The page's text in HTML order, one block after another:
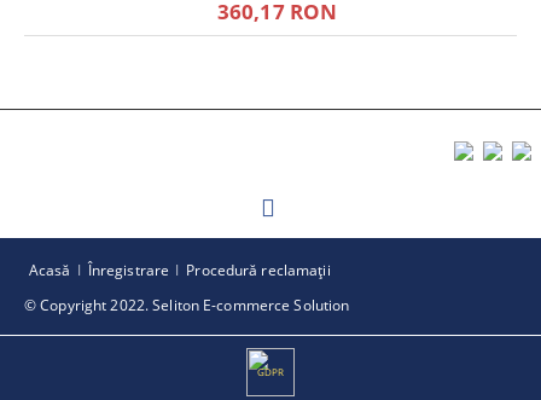
360,17 RON
© Copyright 2022. Seliton E-commerce Solution
Acasă Înregistrare Procedură reclamaţii
GDPR